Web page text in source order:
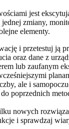
jest
zmiany,
elementy.
i przetestuj ją
oraz dane z
lub zaufanym
ale i
poprzednich
nowych
i sprawdzaj